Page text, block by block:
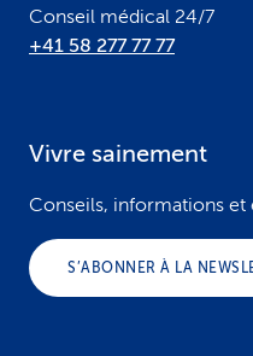
Conseil médical 24/7
+41 58 277 77 77
Vivre sainement
Conseils, informations et
S’ABONNER À LA